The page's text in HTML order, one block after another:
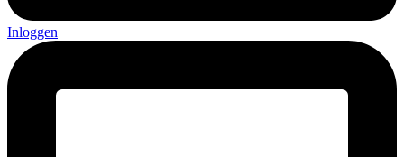
Inloggen